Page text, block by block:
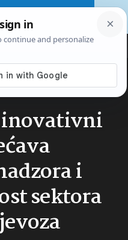
logistika
inovativni
i
sektora